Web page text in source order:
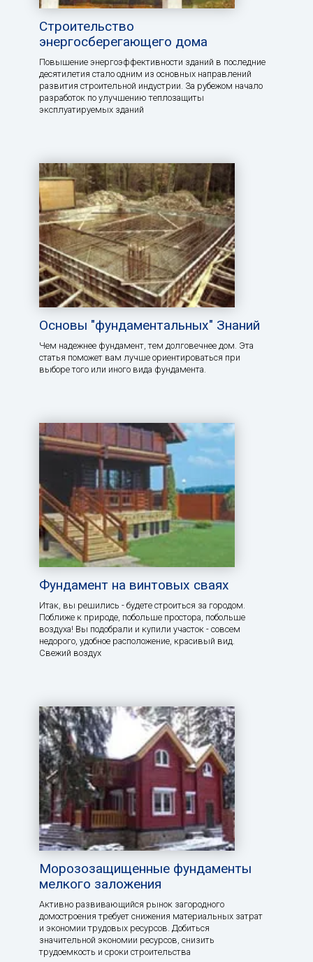
Строительство
энергосберегающего дома
Повышение энергоэффективности зданий в последние
десятилетия стало одним из основных направлений
развития строительной индустрии. За рубежом начало
разработок по улучшению теплозащиты
эксплуатируемых зданий
Основы "фундаментальных" Знаний
Чем надежнее фундамент, тем долговечнее дом. Эта
статья поможет вам лучше ориентироваться при
выборе того или иного вида фундамента.
Фундамент на винтовых сваях
Итак, вы решились - будете строиться за городом.
Поближе к природе, побольше простора, побольше
воздуха! Вы подобрали и купили участок - совсем
недорого, удобное расположение, красивый вид.
Свежий воздух
Морозозащищенные фундаменты
мелкого заложения
Активно развивающийся рынок загородного
домостроения требует снижения материальных затрат
и экономии трудовых ресурсов. Добиться
значительной экономии ресурсов, снизить
трудоемкость и сроки строительства